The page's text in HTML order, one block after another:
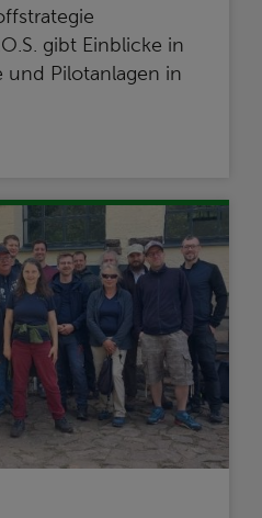
gibt Einblicke in
und Pilotanlagen in